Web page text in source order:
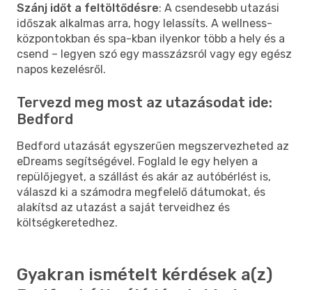
Szánj időt a feltöltődésre: A csendesebb utazási
időszak alkalmas arra, hogy lelassíts. A wellness-
központokban és spa-kban ilyenkor több a hely és a
csend – legyen szó egy masszázsról vagy egy egész
napos kezelésről.
Tervezd meg most az utazásodat ide:
Bedford
Bedford utazását egyszerűen megszervezheted az
eDreams segítségével. Foglald le egy helyen a
repülőjegyet, a szállást és akár az autóbérlést is,
válaszd ki a számodra megfelelő dátumokat, és
alakítsd az utazást a saját terveidhez és
költségkeretedhez.
Gyakran ismételt kérdések a(z)